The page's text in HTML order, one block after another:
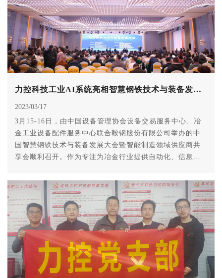
力控科技工业AI系统亮相智慧钢铁技术与装备发展大会
2023/03/17
3月15-16日，由中国设备管理协会设备交易服务中心、冶
金工业设备配件服务中心联合鞍钢股份有限公司举办的中
国智慧钢铁技术与装备发展大会暨智能制造领域供应商共
享会顺利召开。作为专注为冶金行业提供自动化、信息化